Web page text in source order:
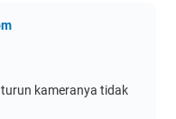
kameranya tidak